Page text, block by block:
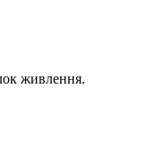
живлення.